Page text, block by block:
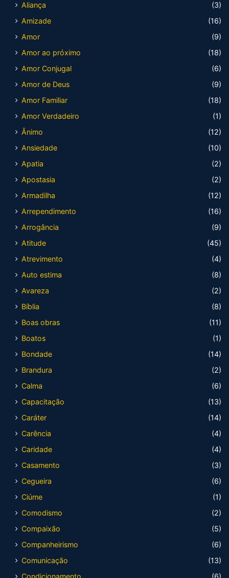
Aliança
(3)
Amizade
(16)
Amor
(9)
Amor ao próximo
(18)
Amor Conjugal
(6)
Amor de Deus
(9)
Amor Familiar
(18)
Amor Verdadeiro
(1)
Ânimo
(12)
Ansiedade
(10)
Apatia
(2)
Apostasia
(2)
Armadilha
(12)
Arrependimento
(16)
Arrogância
(9)
Atitude
(45)
Atrevimento
(4)
Auto estima
(8)
Avareza
(2)
Bíblia
(8)
Boas obras
(11)
Boatos
(1)
Bondade
(14)
Brandura
(2)
Calma
(6)
Capacitação
(13)
Caráter
(14)
Carência
(4)
Caridade
(4)
Casamento
(3)
Cegueira
(6)
Ciúme
(1)
Comodismo
(2)
Compaixão
(5)
Companheirismo
(6)
Comunicação
(13)
Condicionamento
(6)